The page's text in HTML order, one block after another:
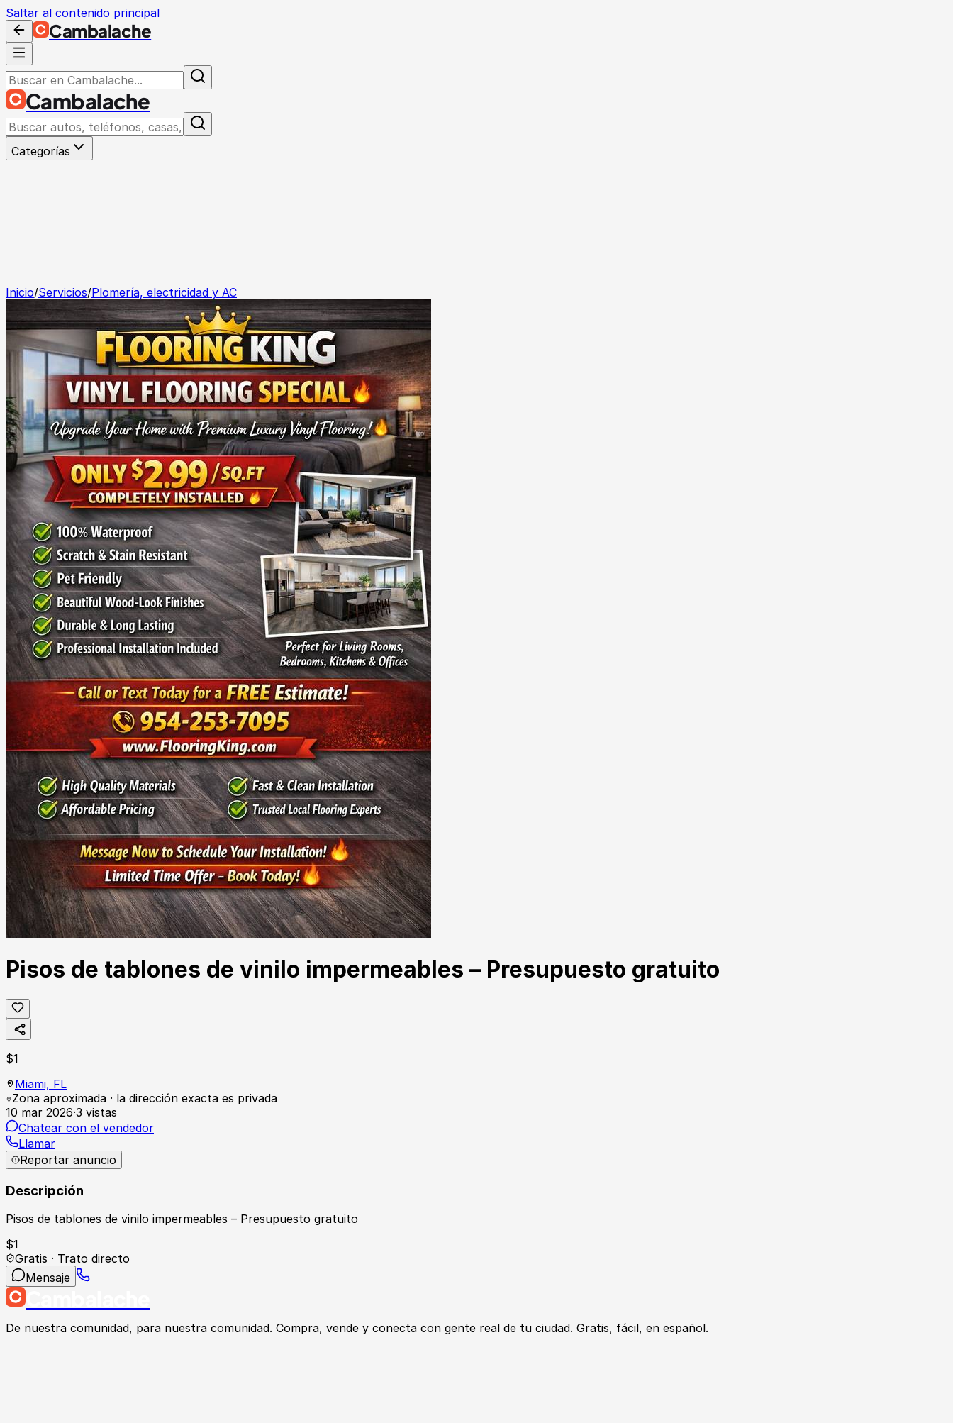
Saltar al contenido principal
Cambalache
Cambalache
Categorías
Inicio/Servicios/Plomería, electricidad y AC
Pisos de tablones de vinilo impermeables – Presupuesto gratuito
$1
Miami, FL
Zona aproximada · la dirección exacta es privada
10 mar 2026·3 vistas
Chatear con el vendedor
Llamar
Reportar anuncio
Descripción
Pisos de tablones de vinilo impermeables – Presupuesto gratuito
$1
Gratis · Trato directo
Mensaje
De nuestra comunidad, para nuestra comunidad. Compra, vende y conecta con gente real de tu ciudad. Gratis, fácil, en español.